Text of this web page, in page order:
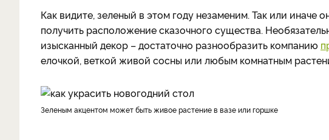
Как видите, зеленый в этом году незаменим. Так или иначе
получить расположение сказочного существа.
изысканный декор – достаточно разнообразить компанию
елочкой, веткой живой сосны или любым комнатным
Зеленым акцентом может быть живое растение в вазе или горшке